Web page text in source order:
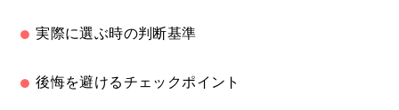
実際に選ぶ時の判断基準
後悔を避けるチェックポイント